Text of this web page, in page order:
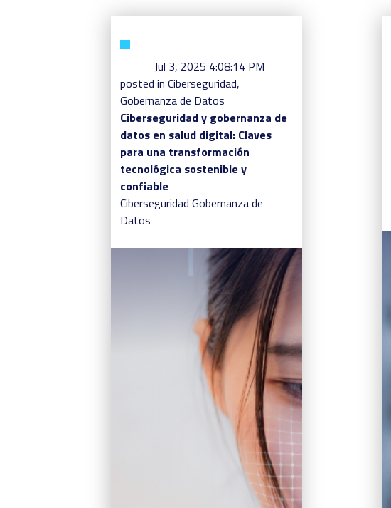
Jul 3, 2025 4:08:14 PM
posted inCiberseguridad,
Gobernanza de Datos
Ciberseguridad y gobernanza de
datos en salud digital: Claves
para una transformación
tecnológica sostenible y
confiable
Ciberseguridad Gobernanza de
Datos